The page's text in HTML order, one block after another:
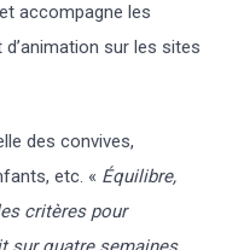
accompagne les
sur les sites
des convives,
etc. « Équilibre,
critères pour